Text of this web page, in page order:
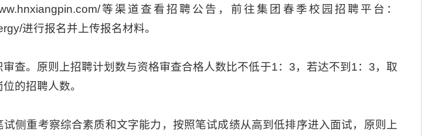
等渠道查看招聘公告，前往集团春季校园招聘平台：
进行报名并上传报名材料。
查。原则上招聘计划数与资格审查合格人数比不低于1：3，若达不到1：3，取
的招聘人数。
侧重考察综合素质和文字能力，按照笔试成绩从高到低排序进入面试，原则上